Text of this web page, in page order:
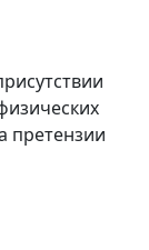
претензии